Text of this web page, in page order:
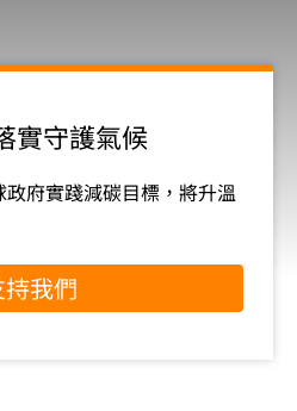
實守護氣候
府實踐減碳目標，將升溫
持我們